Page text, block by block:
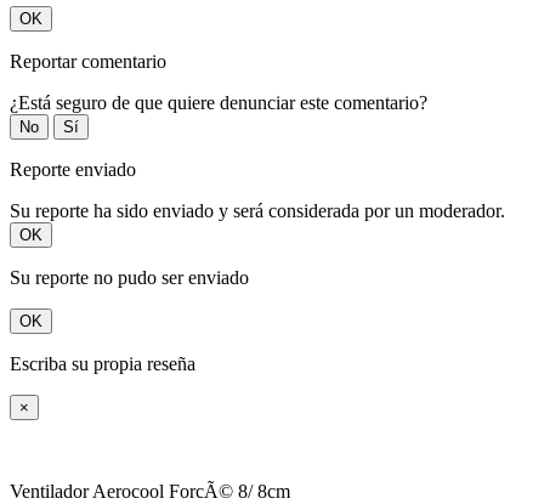
OK
Reportar comentario
¿Está seguro de que quiere denunciar este comentario?
No Sí
Reporte enviado
Su reporte ha sido enviado y será considerada por un moderador.
OK
Su reporte no pudo ser enviado
OK
Escriba su propia reseña
×
Ventilador Aerocool ForcÃ© 8/ 8cm